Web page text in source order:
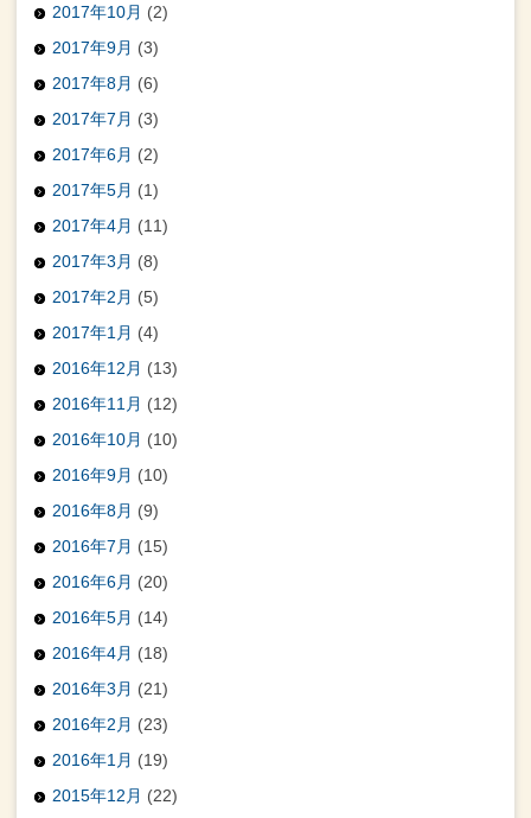
2017年10月 (2)
2017年9月 (3)
2017年8月 (6)
2017年7月 (3)
2017年6月 (2)
2017年5月 (1)
2017年4月 (11)
2017年3月 (8)
2017年2月 (5)
2017年1月 (4)
2016年12月 (13)
2016年11月 (12)
2016年10月 (10)
2016年9月 (10)
2016年8月 (9)
2016年7月 (15)
2016年6月 (20)
2016年5月 (14)
2016年4月 (18)
2016年3月 (21)
2016年2月 (23)
2016年1月 (19)
2015年12月 (22)